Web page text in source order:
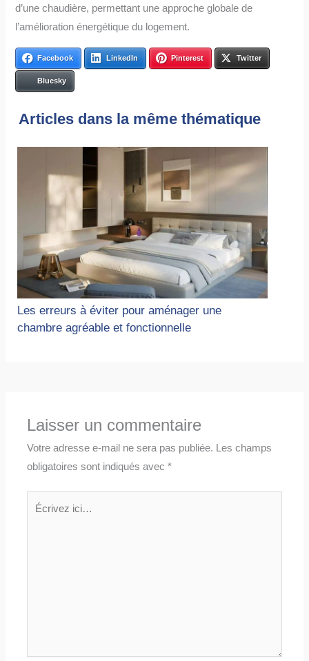
d’une chaudière, permettant une approche globale de
l’amélioration énergétique du logement.
Facebook LinkedIn Pinterest Twitter
Bluesky
Articles dans la même thématique
Les erreurs à éviter pour aménager une
chambre agréable et fonctionnelle
Laisser un commentaire
Votre adresse e-mail ne sera pas publiée.
Les champs
obligatoires sont indiqués avec*